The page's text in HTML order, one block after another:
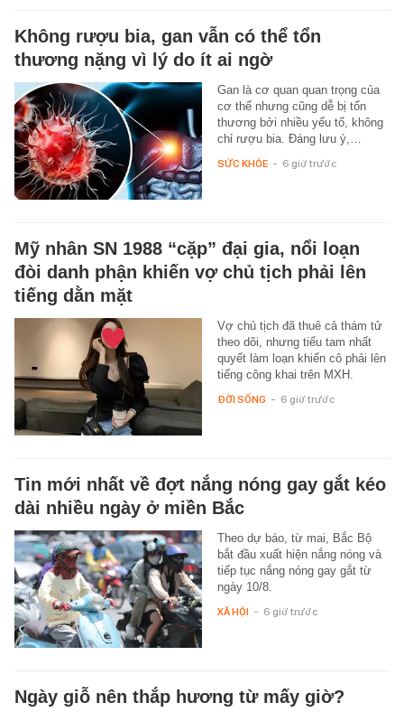
Không rượu bia, gan vẫn có thể tổn
thương nặng vì lý do ít ai ngờ
Gan là cơ quan quan trọng của
cơ thể nhưng cũng dễ bị tổn
thương bởi nhiều yếu tố, không
chỉ rượu bia. Đáng lưu ý,…
SỨC KHỎE - 6 giờ trước
Mỹ nhân SN 1988 “cặp” đại gia, nổi loạn
đòi danh phận khiến vợ chủ tịch phải lên
tiếng dằn mặt
Vợ chủ tịch đã thuê cả thám tử
theo dõi, nhưng tiểu tam nhất
quyết làm loạn khiến cô phải lên
tiếng công khai trên MXH.
ĐỜI SỐNG - 6 giờ trước
Tin mới nhất về đợt nắng nóng gay gắt kéo
dài nhiều ngày ở miền Bắc
Theo dự báo, từ mai, Bắc Bộ
bắt đầu xuất hiện nắng nóng và
tiếp tục nắng nóng gay gắt từ
ngày 10/8.
XÃ HỘI - 6 giờ trước
Ngày giỗ nên thắp hương từ mấy giờ?